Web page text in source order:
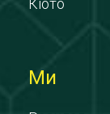
Кіото
Ми